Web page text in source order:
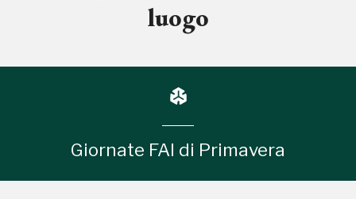
luogo
Giornate FAI di Primavera